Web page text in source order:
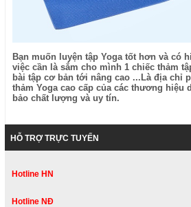
Bạn muốn luyện tập Yoga tốt hơn và có
việc cần là sắm cho mình 1 chiếc thảm
bài tập cơ bản tới nâng cao ...Là địa chỉ
thảm Yoga cao cấp của các thương hiệu
bảo chất lượng và uy tín.
HỖ TRỢ TRỰC TUYẾN
Hotline HN
Hotline NĐ